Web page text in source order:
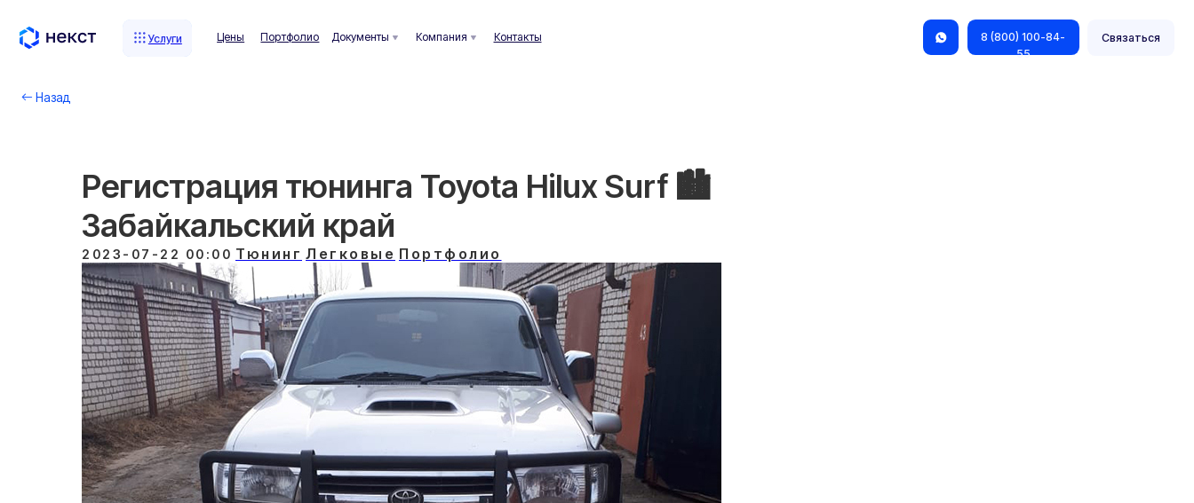
Связаться
8 (800) 100-84-
Цены Портфолио Контакты
Документы Компания
Услуги
Услуги
Регистрация тюнинга Toyota Hilux Surf 🏙️
Забайкальский край
2023-07-22 00:00 Тюнинг Легковые Портфолио